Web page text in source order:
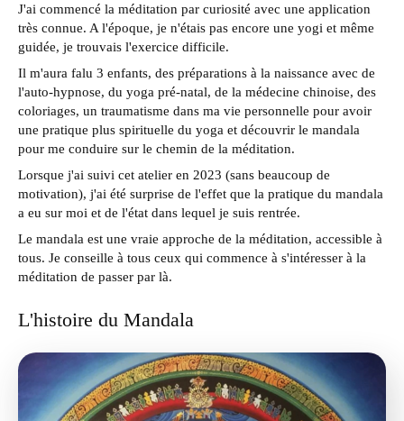
J'ai commencé la méditation par curiosité avec une application
très connue. A l'époque, je n'étais pas encore une yogi et même
guidée, je trouvais l'exercice difficile.
Il m'aura falu 3 enfants, des préparations à la naissance avec de
l'auto-hypnose, du yoga pré-natal, de la médecine chinoise, des
coloriages, un traumatisme dans ma vie personnelle pour avoir
une pratique plus spirituelle du yoga et découvrir le mandala
pour me conduire sur le chemin de la méditation.
Lorsque j'ai suivi cet atelier en 2023 (sans beaucoup de
motivation), j'ai été surprise de l'effet que la pratique du mandala
a eu sur moi et de l'état dans lequel je suis rentrée.
Le mandala est une vraie approche de la méditation, accessible à
tous. Je conseille à tous ceux qui commence à s'intéresser à la
méditation de passer par là.
L'histoire du Mandala